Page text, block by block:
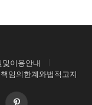
및이용안내
책임의한계와법적고지